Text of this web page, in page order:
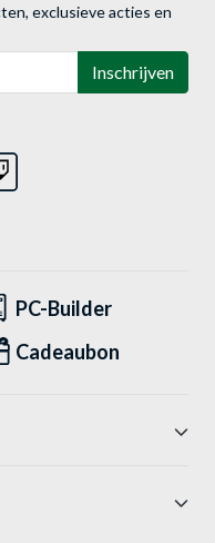
exclusieve acties en
Inschrijven
PC-Builder
Cadeaubon